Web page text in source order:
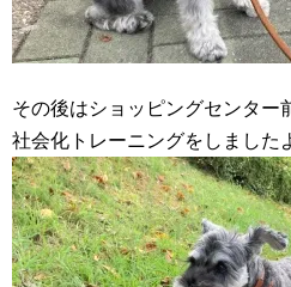
その後はショッピングセンター
社会化トレーニングをしました